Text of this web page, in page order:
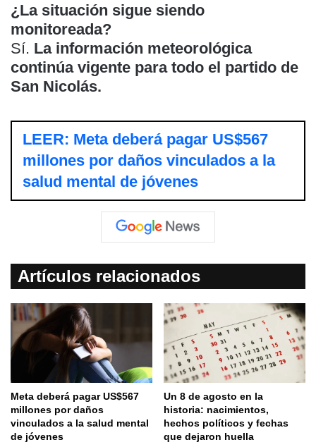
¿La situación sigue siendo
monitoreada?
Sí. La información meteorológica
continúa vigente para todo el partido de
San Nicolás.
LEER: Meta deberá pagar US$567
millones por daños vinculados a la
salud mental de jóvenes
Artículos relacionados
Meta deberá pagar US$567
millones por daños
vinculados a la salud mental
de jóvenes
Un 8 de agosto en la
historia: nacimientos,
hechos políticos y fechas
que dejaron huella